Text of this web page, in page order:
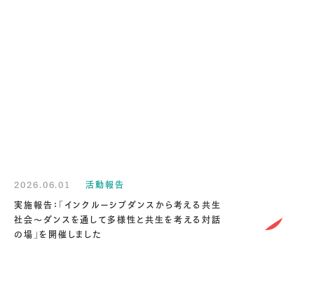
2026.06.01
活動報告
実施報告：「インクルーシブダンスから考える共生
社会〜ダンスを通して多様性と共生を考える対話
の場」を開催しました